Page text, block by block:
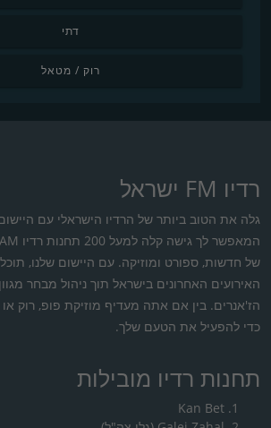
דתי
רוק / מטאל
רדיו FM ישראל
גלה את הטוב ביותר של הרדיו הישראלי עם היישום
של חדשות, ספורט ומוזיקה. עם היישום שלנו,
האירועים האחרונים בישראל תוך ניהול מבחר
הז'אנרים. בין אם אתה מעדיף מוזיקת פופ, רוק
כדי להפעיל את הטעם שלך.
תחנות רדיו מובילות
Kan Bet